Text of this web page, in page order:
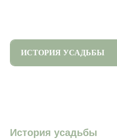
История усадьбы